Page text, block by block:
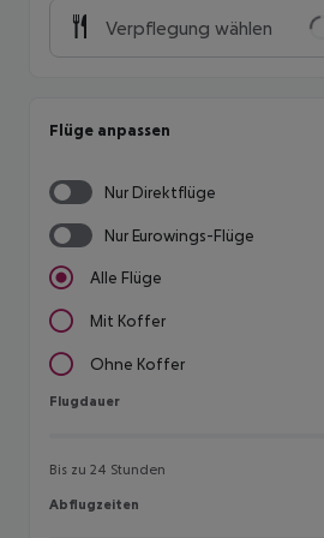
Verpflegung wählen
Flüge anpassen
Nur Direktflüge
Nur Eurowings-Flüge
Alle Flüge
Mit Koffer
Ohne Koffer
Flugdauer
Flugdauer
Bis zu 24 Stunden
Abflugzeiten
Abflugzeiten